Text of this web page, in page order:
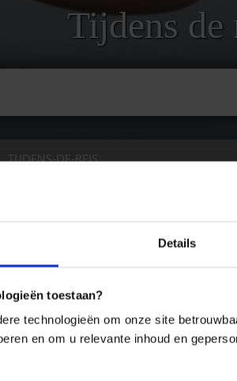
Details
toestaan?
technologieën om onze site
en om u relevante inhoud en
Tijdens de
TIJDENS-DE-REIS
en contact met het thuisfront?
te boeken?
mee dat er een toeslag geldt voor